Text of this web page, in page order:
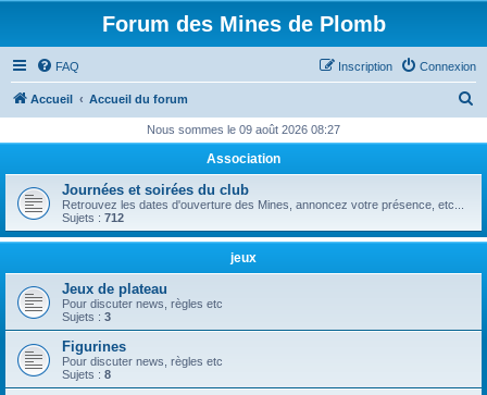
Forum des Mines de Plomb
FAQ Connexion
Inscription
Accueil Accueil du forum
h
r
r
Nous sommes le 09 août 2026 08:27
Association
Journées et soirées du club
Retrouvez les dates d'ouverture des Mines, annoncez votre présence, etc...
Sujets : 712
jeux
Jeux de plateau
Pour discuter news, règles etc
Sujets : 3
Figurines
Pour discuter news, règles etc
Sujets : 8